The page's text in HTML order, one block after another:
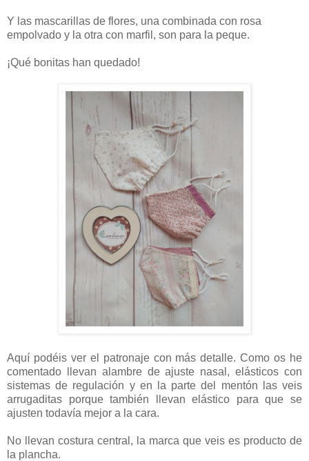
Y las mascarillas de flores, una combinada con rosa
empolvado y la otra con marfil, son para la peque.
¡Qué bonitas han quedado!
Aquí podéis ver el patronaje con más detalle. Como os he
comentado llevan alambre de ajuste nasal, elásticos con
sistemas de regulación y en la parte del mentón las veis
arrugaditas porque también llevan elástico para que se
ajusten todavía mejor a la cara.
No llevan costura central, la marca que veis es producto de
la plancha.